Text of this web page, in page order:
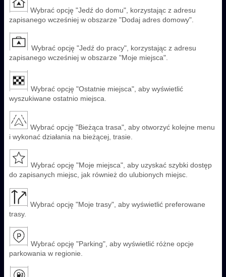
Wybrać opcję "Jedź do domu", korzystając z adresu
zapisanego wcześniej w obszarze "Dodaj adres domowy".
Wybrać opcję "Jedź do pracy", korzystając z adresu
zapisanego wcześniej w obszarze "Moje miejsca".
Wybrać opcję "Ostatnie miejsca", aby wyświetlić
wyszukiwane ostatnio miejsca.
Wybrać opcję "Bieżąca trasa", aby otworzyć kolejne menu
i wykonać działania na bieżącej, trasie.
Wybrać opcję "Moje miejsca", aby uzyskać szybki dostęp
do zapisanych miejsc, jak również do ulubionych miejsc.
Wybrać opcję "Moje trasy", aby wyświetlić preferowane
trasy.
Wybrać opcję "Parking", aby wyświetlić różne opcje
parkowania w regionie.